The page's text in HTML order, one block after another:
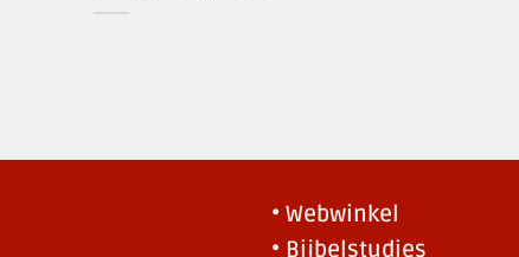
• Webwinkel
• Bijbelstudies